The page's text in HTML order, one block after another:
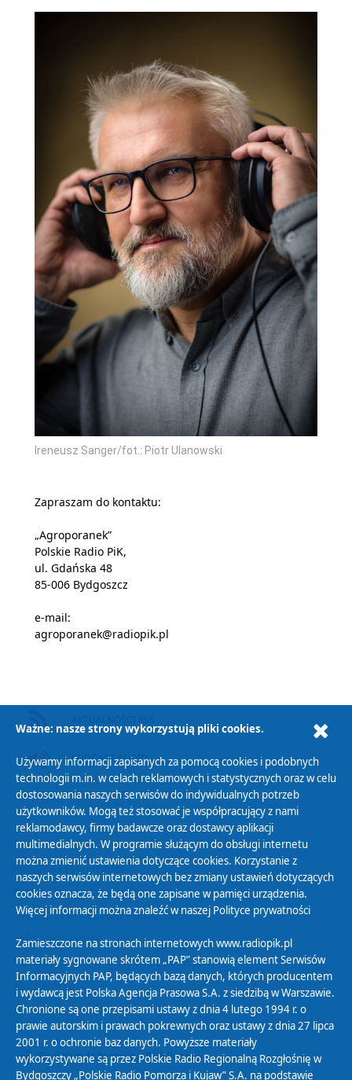
Ireneusz Sanger/fot.: Piotr Ulanowski
Zapraszam do kontaktu:
„Agroporanek”
Polskie Radio PiK,
ul. Gdańska 48
85-006 Bydgoszcz
e-mail:
agroporanek@radiopik.pl
PODCAST AUDIO
Polityka Prywatności
Zasady korzystania z Serwisu
Organizacje Pożytku Publicznego
Cyfryzacja DAB+
Polityka ochrony danych osobowych
Abonament
Zamówienia publiczne
Biuletyn Informacji Publicznej
Ważne: nasze strony wykorzystują pliki cookies.
Używamy informacji zapisanych za pomocą cookies i podobnych
technologii m.in. w celach reklamowych i statystycznych oraz w celu
dostosowania naszych serwisów do indywidualnych potrzeb
użytkowników. Mogą też stosować je współpracujący z nami
reklamodawcy, firmy badawcze oraz dostawcy aplikacji
multimedialnych. W programie służącym do obsługi internetu
można zmienić ustawienia dotyczące cookies. Korzystanie z
naszych serwisów internetowych bez zmiany ustawień dotyczących
cookies oznacza, że będą one zapisane w pamięci urządzenia.
Więcej informacji można znaleźć w naszej Polityce prywatności
Zamieszczone na stronach internetowych www.radiopik.pl
materiały sygnowane skrótem „PAP” stanowią element Serwisów
Informacyjnych PAP, będących bazą danych, których producentem
i wydawcą jest Polska Agencja Prasowa S.A. z siedzibą w Warszawie.
Chronione są one przepisami ustawy z dnia 4 lutego 1994 r. o
prawie autorskim i prawach pokrewnych oraz ustawy z dnia 27 lipca
2001 r. o ochronie baz danych. Powyższe materiały
wykorzystywane są przez Polskie Radio Regionalną Rozgłośnię w
Bydgoszczy „Polskie Radio Pomorza i Kujaw” S.A. na podstawie